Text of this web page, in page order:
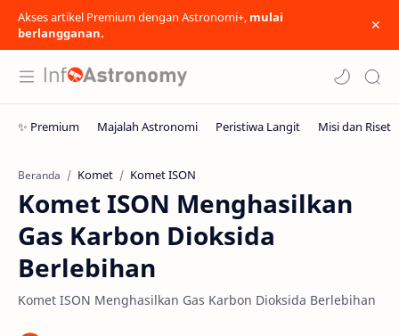
Akses artikel Premium dengan Astronomi+, mulai
berlangganan.
Beranda Komet Komet ISON
Komet ISON Menghasilkan
Gas Karbon Dioksida
Berlebihan
Komet ISON Menghasilkan Gas Karbon Dioksida Berlebihan